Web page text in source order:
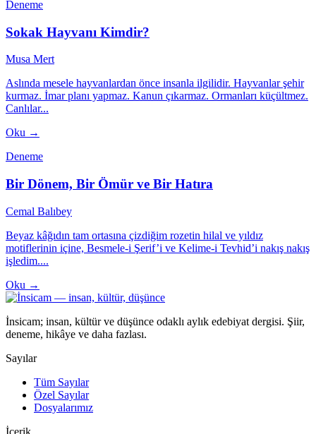
Deneme
Sokak Hayvanı Kimdir?
Musa Mert
Aslında mesele hayvanlardan önce insanla ilgilidir. Hayvanlar şehir
kurmaz. İmar planı yapmaz. Kanun çıkarmaz. Ormanları küçültmez.
Canlılar...
Oku →
Deneme
Bir Dönem, Bir Ömür ve Bir Hatıra
Cemal Balıbey
Beyaz kâğıdın tam ortasına çizdiğim rozetin hilal ve yıldız
motiflerinin içine, Besmele-i Şerif’i ve Kelime-i Tevhid’i nakış nakış
işledim....
Oku →
İnsicam; insan, kültür ve düşünce odaklı aylık edebiyat dergisi. Şiir,
deneme, hikâye ve daha fazlası.
Sayılar
Tüm Sayılar
Özel Sayılar
Dosyalarımız
İçerik